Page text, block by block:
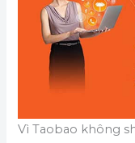
Vì Taobao không